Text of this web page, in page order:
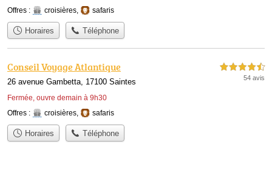
Offres : croisières safaris
Horaires Téléphone
Conseil Voyage Atlantique
26 avenue Gambetta, 17100 Saintes
Fermée, ouvre demain à 9h30
4,5 étoiles sur 5
54 avis
Offres : croisières, safaris
Horaires Téléphone